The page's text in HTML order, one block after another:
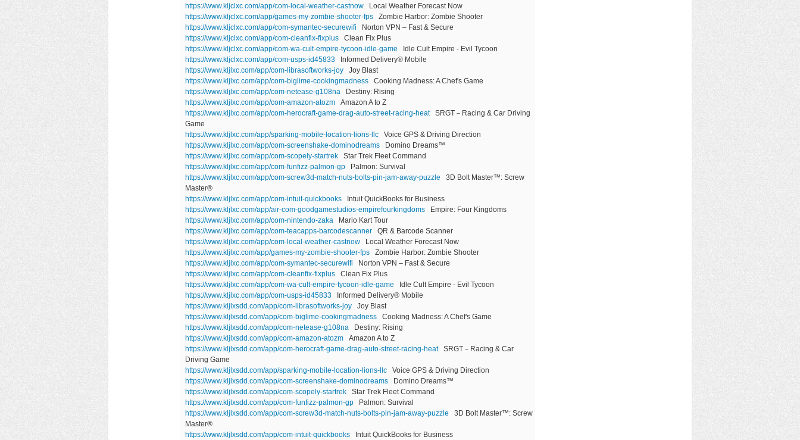
https://www.kljclxc.com/app/com-local-weather-castnow Local Weather Forecast Now
https://www.kljclxc.com/app/games-my-zombie-shooter-fps Zombie Harbor: Zombie Shooter
https://www.kljclxc.com/app/com-symantec-securewifi Norton VPN – Fast & Secure
https://www.kljclxc.com/app/com-cleanfix-fixplus Clean Fix Plus
https://www.kljclxc.com/app/com-wa-cult-empire-tycoon-idle-game Idle Cult Empire - Evil Tycoon
https://www.kljclxc.com/app/com-usps-id45833 Informed Delivery® Mobile
https://www.kljlxc.com/app/com-librasoftworks-joy Joy Blast
https://www.kljlxc.com/app/com-biglime-cookingmadness Cooking Madness: A Chef's Game
https://www.kljlxc.com/app/com-netease-g108na Destiny: Rising
https://www.kljlxc.com/app/com-amazon-atozm Amazon A to Z
https://www.kljlxc.com/app/com-herocraft-game-drag-auto-street-racing-heatSRGT－Racing & Car Driving
Game
https://www.kljlxc.com/app/sparking-mobile-location-lions-llc Voice GPS & Driving Direction
https://www.kljlxc.com/app/com-screenshake-dominodreams Domino Dreams™
https://www.kljlxc.com/app/com-scopely-startrek Star Trek Fleet Command
https://www.kljlxc.com/app/com-funfizz-palmon-gp Palmon: Survival
https://www.kljlxc.com/app/com-screw3d-match-nuts-bolts-pin-jam-away-puzzle 3D Bolt Master™: Screw
Master®
https://www.kljlxc.com/app/com-intuit-quickbooks Intuit QuickBooks for Business
https://www.kljlxc.com/app/air-com-goodgamestudios-empirefourkingdoms Empire: Four Kingdoms
https://www.kljlxc.com/app/com-nintendo-zaka Mario Kart Tour
https://www.kljlxc.com/app/com-teacapps-barcodescanner QR & Barcode Scanner
https://www.kljlxc.com/app/com-local-weather-castnow Local Weather Forecast Now
https://www.kljlxc.com/app/games-my-zombie-shooter-fps Zombie Harbor: Zombie Shooter
https://www.kljlxc.com/app/com-symantec-securewifi Norton VPN – Fast & Secure
https://www.kljlxc.com/app/com-cleanfix-fixplus Clean Fix Plus
https://www.kljlxc.com/app/com-wa-cult-empire-tycoon-idle-game Idle Cult Empire - Evil Tycoon
https://www.kljlxc.com/app/com-usps-id45833 Informed Delivery® Mobile
https://www.kljlxsdd.com/app/com-librasoftworks-joy Joy Blast
https://www.kljlxsdd.com/app/com-biglime-cookingmadness Cooking Madness: A Chef's Game
https://www.kljlxsdd.com/app/com-netease-g108na Destiny: Rising
https://www.kljlxsdd.com/app/com-amazon-atozm Amazon A to Z
https://www.kljlxsdd.com/app/com-herocraft-game-drag-auto-street-racing-heatSRGT－Racing & Car
Driving Game
https://www.kljlxsdd.com/app/sparking-mobile-location-lions-llc Voice GPS & Driving Direction
https://www.kljlxsdd.com/app/com-screenshake-dominodreams Domino Dreams™
https://www.kljlxsdd.com/app/com-scopely-startrek Star Trek Fleet Command
https://www.kljlxsdd.com/app/com-funfizz-palmon-gp Palmon: Survival
https://www.kljlxsdd.com/app/com-screw3d-match-nuts-bolts-pin-jam-away-puzzle 3D Bolt Master™: Screw
Master®
https://www.kljlxsdd.com/app/com-intuit-quickbooks Intuit QuickBooks for Business